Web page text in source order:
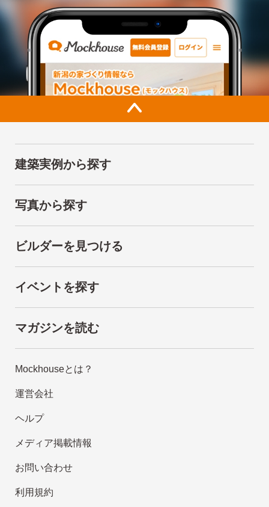
建築実例から探す
写真から探す
ビルダーを見つける
イベントを探す
マガジンを読む
Mockhouseとは？
運営会社
ヘルプ
メディア掲載情報
お問い合わせ
利用規約